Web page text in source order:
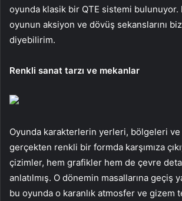
oyunda klasik bir QTE sistemi bulunuyor.
oyunun aksiyon ve dövüş sekanslarını
diyebilirim.
Renkli sanat tarzı ve mekanlar
Oyunda karakterlerin yerleri, bölgeleri ve
gerçekten renkli bir formda karşımıza
çizimler, hem grafikler hem de çevre
anlatılmış. O dönemin masallarına geçiş
bu oyunda o karanlık atmosfer ve gizem